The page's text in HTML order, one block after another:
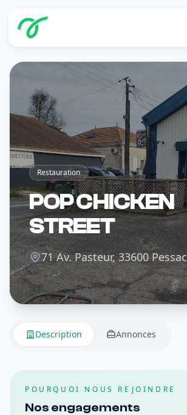
Restauration
POP CHICKEN
STREET
71 Av. Pasteur, 33600 Pessac
Description Annonces
POURQUOI NOUS REJOINDRE
Nos engagements